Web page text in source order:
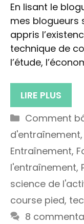
En lisant le
mes blogueurs
appris
technique de
l’étude,
LIRE PLUS
Catégories
Comment
d'entraînement,
Entraînement,
l'entraînement,
science de
course pied,
8